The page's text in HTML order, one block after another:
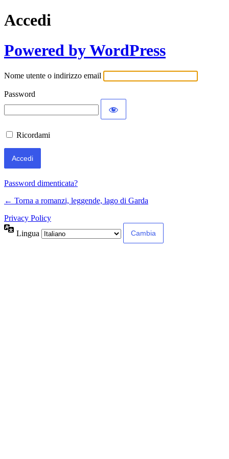
Accedi
Powered by WordPress
Nome utente o indirizzo email
Password
Ricordami
Password dimenticata?
← Torna a romanzi, leggende, lago di Garda
Privacy Policy
Lingua